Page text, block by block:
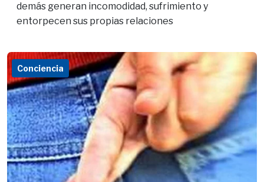
demás generan incomodidad, sufrimiento y
entorpecen sus propias relaciones
Conciencia